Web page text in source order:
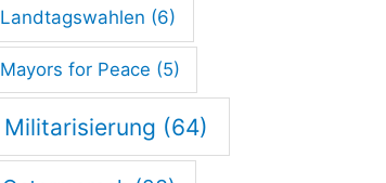
Landtagswahlen (6)
Mayors for Peace (5)
Militarisierung (64)